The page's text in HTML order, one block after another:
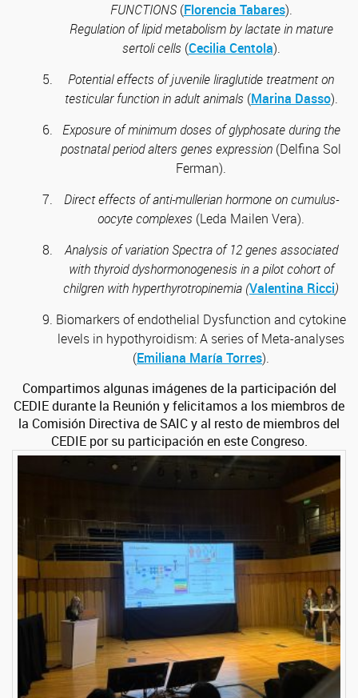
FUNCTIONS(Florencia Tabares).
Regulation of lipid metabolism by lactate in mature
sertoli cells(Cecilia Centola).
Potential effects of juvenile liraglutide treatment on
testicular function in adult animals(Marina Dasso).
Exposure of minimum doses of glyphosate during the
postnatal period alters genes expression (Delfina Sol
Ferman).
Direct effects of anti-mullerian hormone on cumulus-
oocyte complexes (Leda Mailen Vera).
Analysis of variation Spectra of 12 genes associated
with thyroid dyshormonogenesis in a pilot cohort of
chilgren with hyperthyrotropinemia (Valentina Ricci)
Biomarkers of endothelial Dysfunction and cytokine
levels in hypothyroidism: A series of Meta-analyses
(Emiliana María Torres).
Compartimos algunas imágenes de la participación del
CEDIE durante la Reunión y felicitamos a los miembros de
la Comisión Directiva de SAIC y al resto de miembros del
CEDIE por su participación en este Congreso.